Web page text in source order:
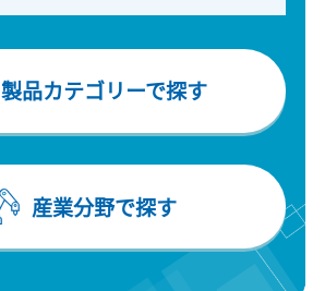
製品カテゴリーで探す
産業分野で探す